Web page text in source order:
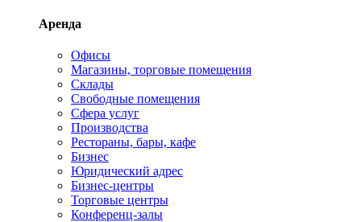
Аренда
Офисы
Магазины, торговые помещения
Склады
Свободные помещения
Сфера услуг
Производства
Рестораны, бары, кафе
Бизнес
Юридический адрес
Бизнес-центры
Торговые центры
Конференц-залы